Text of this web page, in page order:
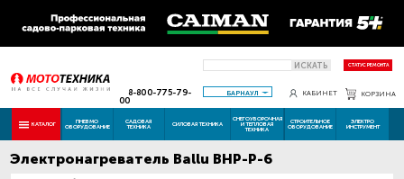
ИСКАТЬ СТАТУС РЕМОНТА
8-800-775-79-
00
БАРНАУЛ КАБИНЕТ КОРЗИНА
КАТАЛОГ ПНЕВМО
ОБОРУДОВАНИЕ
САДОВАЯ
ТЕХНИКА СИЛОВАЯ ТЕХНИКА
СНЕГОУБОРОЧНАЯ
И ТЕПЛОВАЯ
ТЕХНИКА
СТРОИТЕЛЬНОЕ
ОБОРУДОВАНИЕ
ЭЛЕКТРО
ИНСТРУМЕНТ
Электронагреватель Ballu BHP-P-6